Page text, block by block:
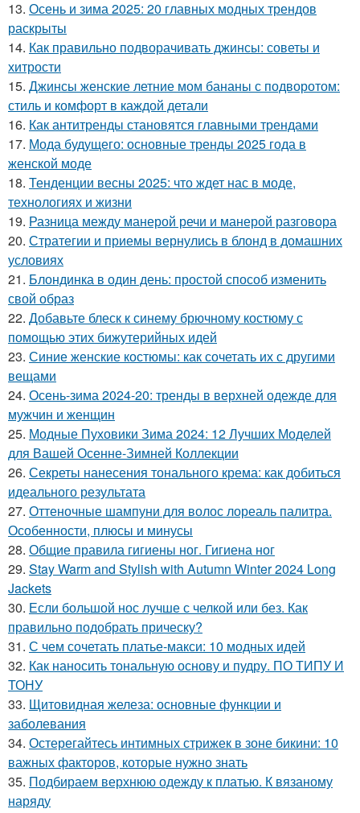
13. Осень и зима 2025: 20 главных модных трендов
раскрыты
14. Как правильно подворачивать джинсы: советы и
хитрости
15. Джинсы женские летние мом бананы с подворотом:
стиль и комфорт в каждой детали
16. Как антитренды становятся главными трендами
17. Мода будущего: основные тренды 2025 года в
женской моде
18. Тенденции весны 2025: что ждет нас в моде,
технологиях и жизни
19. Разница между манерой речи и манерой разговора
20. Стратегии и приемы вернулись в блонд в домашних
условиях
21. Блондинка в один день: простой способ изменить
свой образ
22. Добавьте блеск к синему брючному костюму с
помощью этих бижутерийных идей
23. Синие женские костюмы: как сочетать их с другими
вещами
24. Осень-зима 2024-20: тренды в верхней одежде для
мужчин и женщин
25. Модные Пуховики Зима 2024: 12 Лучших Моделей
для Вашей Осенне-Зимней Коллекции
26. Секреты нанесения тонального крема: как добиться
идеального результата
27. Оттеночные шампуни для волос лореаль палитра.
Особенности, плюсы и минусы
28. Общие правила гигиены ног. Гигиена ног
29. Stay Warm and Stylish with Autumn Winter 2024 Long
Jackets
30. Если большой нос лучше с челкой или без. Как
правильно подобрать прическу?
31. С чем сочетать платье-макси: 10 модных идей
32. Как наносить тональную основу и пудру. ПО ТИПУ И
ТОНУ
33. Щитовидная железа: основные функции и
заболевания
34. Остерегайтесь интимных стрижек в зоне бикини: 10
важных факторов, которые нужно знать
35. Подбираем верхнюю одежду к платью. К вязаному
наряду